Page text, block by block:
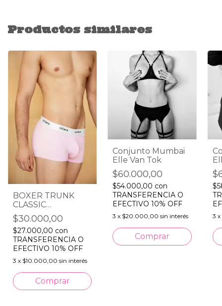
Productos similares
BOXER TRUNK
CLASSIC
Pink/White
$30.000,00
$27.000,00 con
TRANSFERENCIA O
EFECTIVO 10% OFF
3 x $10.000,00 sin interés
Comprar
Conjunto Mumbai
Elle Van Tok
$60.000,00
$54.000,00 con
TRANSFERENCIA O
EFECTIVO 10% OFF
3 x $20.000,00 sin interés
Comprar
3 x